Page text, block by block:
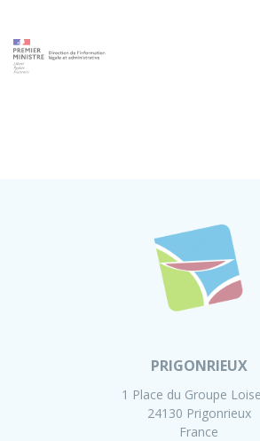
PRIGONRIEUX
1 Place du Groupe
24130 Prigonrieux
France